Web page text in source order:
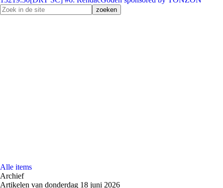
Alle items
Archief
Artikelen van donderdag 18 juni 2026